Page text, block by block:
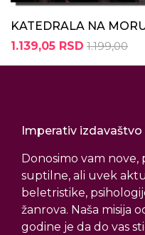
KATEDRALA NA
1.139,05 RSD 1.199,00
Imperativ izdavaštvo
Donosimo vam
suptilne, ali uvek
beletristike,
žanrova. Naša misija
godine je da do vas